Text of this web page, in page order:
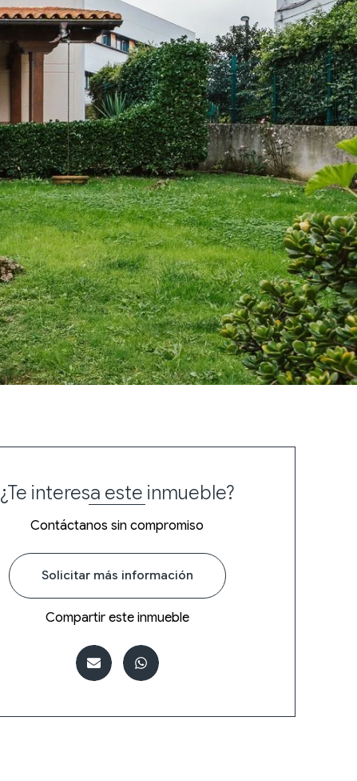
¿Te interesa este inmueble?
Contáctanos sin compromiso
Solicitar más información
Compartir este inmueble